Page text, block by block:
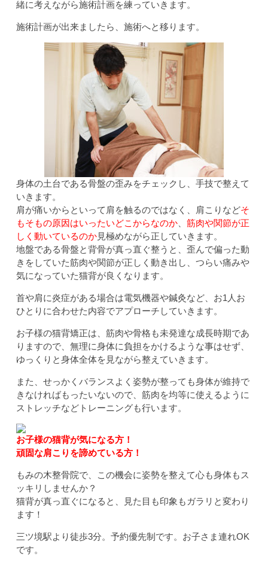
緒に考えながら施術計画を練っていきます。
施術計画が出来ましたら、施術へと移ります。
身体の土台である骨盤の歪みをチェックし、手技で整えて
いきます。
肩が痛いからといって肩を触るのではなく、肩こりなどそ
もそもの原因はいったいどこからなのか
筋肉や関節が正
しく動いているのか見極めながら正していきます。
地盤である骨盤と背骨が真っ直ぐ整うと、歪んで偏った動
きをしていた筋肉や関節が正しく動き出し、つらい痛みや
気になっていた猫背が良くなります。
首や肩に炎症がある場合は電気機器や鍼灸など、お1人お
ひとりに合わせた内容でアプローチしていきます。
お子様の猫背矯正は、筋肉や骨格も未発達な成長時期であ
りますので、無理に身体に負担をかけるような事はせず、
ゆっくりと身体全体を見ながら整えていきます。
また、せっかくバランスよく姿勢が整っても身体が維持で
きなければもったいないので、筋肉を均等に使えるように
ストレッチなどトレーニングも行います。
お子様の猫背が気になる方！
頑固な肩こりを諦めている方！
もみの木整骨院で、この機会に姿勢を整えて心も身体もス
ッキリしませんか？
猫背が真っ直ぐになると、見た目も印象もガラリと変わり
ます！
三ツ境駅より徒歩3分。予約優先制です。お子さま連れOK
です。